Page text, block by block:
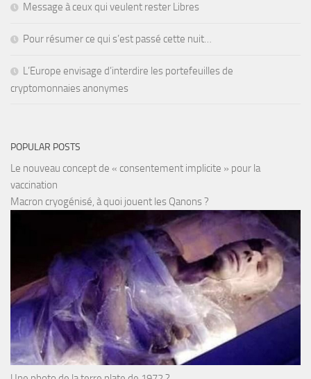
Message à ceux qui veulent rester Libres
Pour résumer ce qui s’est passé cette nuit…
L’Europe envisage d’interdire les portefeuilles de
cryptomonnaies anonymes
POPULAR POSTS
Le nouveau concept de « consentement implicite » pour la
vaccination
Macron cryogénisé, à quoi jouent les Qanons ?